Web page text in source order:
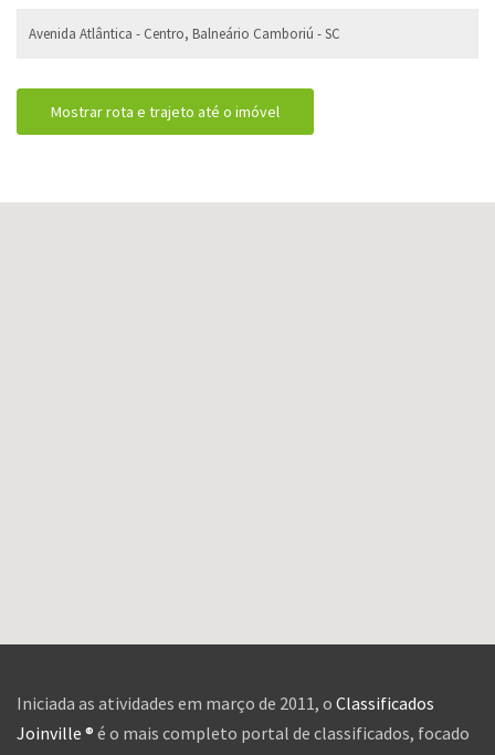
Iniciada as atividades em março de 2011, o Classificados
Joinville ® é o mais completo portal de classificados, focado